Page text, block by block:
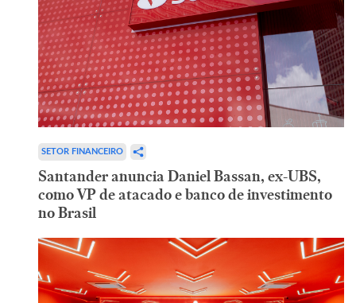
SETOR FINANCEIRO
Santander anuncia Daniel Bassan, ex-UBS,
como VP de atacado e banco de investimento
no Brasil